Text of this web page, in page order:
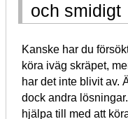
och smidigt
Kanske har du
köra iväg skräpet,
har det inte blivit av.
dock andra
hjälpa till med att